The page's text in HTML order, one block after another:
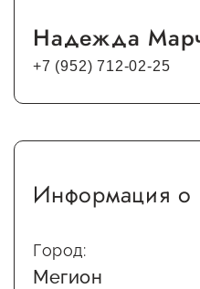
Надежда
+7 (952) 712-02-25
Информация о
Город:
Мегион